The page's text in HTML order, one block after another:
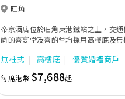
旺角
帝京酒店位於旺角東港鐵站之上，交
尚的喜宴堂及喜酌堂均採用高樓底及
境寬敞，且備有LED幕牆、燈光及影音
最多可筵開40席，更配有水晶吊燈，
婚禮。另外，空中花園深心薈是毛孩
飽覽獅子山景致，適合舉行戶外婚禮
店專業的宴會團隊提供貼心服務，讓
無柱式 高樓底 優質婚禮商戶
每席港幣$7,688起